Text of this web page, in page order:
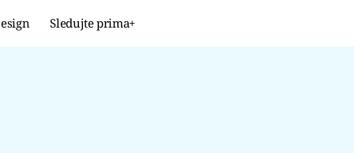
Sledujte prima+